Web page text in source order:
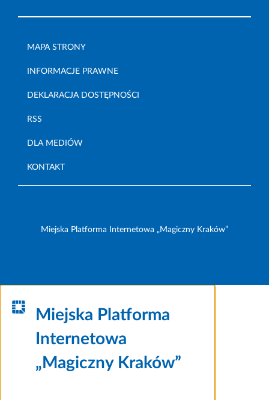
MAPA STRONY
INFORMACJE PRAWNE
DEKLARACJA DOSTĘPNOŚCI
RSS
DLA MEDIÓW
KONTAKT
Miejska Platforma Internetowa „Magiczny Kraków”
Miejska Platforma
Internetowa
„Magiczny Kraków”